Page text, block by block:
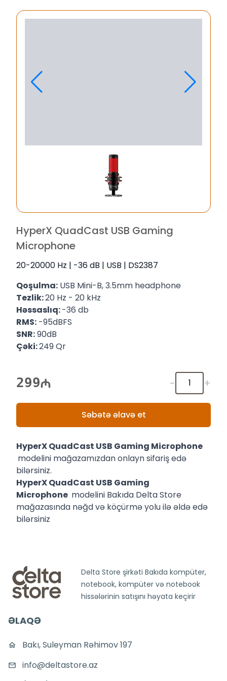
HyperX QuadCast USB Gaming
Microphone
20-20000 Hz | -36 dB | USB | DS2387
Qoşulma: USB Mini-B, 3.5mm headphone
Tezlik:20 Hz - 20 kHz
Həssaslıq:-36 db
RMS: -95dBFS
SNR:90dB
Çəki:249 Qr
299 - +
Səbətə əlavə et
HyperX QuadCast USB Gaming Microphone
modelini mağazamızdan onlayn sifariş edə
bilərsiniz.
HyperX QuadCast USB Gaming
Microphone modelini Bakıda Delta Store
mağazasında nəğd və köçürmə yolu ilə əldə edə
bilərsiniz
Delta Store şirkəti Bakıda kompüter,
notebook, kompüter və notebook
hissələrinin satışını həyata keçirir
ƏLAQƏ
Bakı, Suleyman Rəhimov 197
info@deltastore.az